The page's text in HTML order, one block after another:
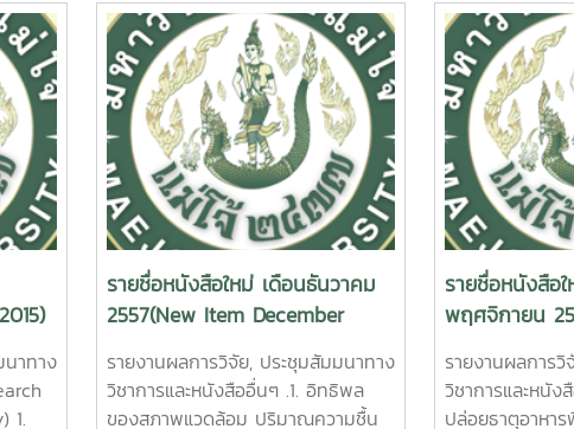
ที่
ออก
ง
โจ้
Sansai District, Chiang Mai
Province.Pimchanok Sangkaew
Maejo University. 2015.
3. ปัจจัยที่มีผลต่อ
ประสิทธิภาพการผลิตข้าวของ
เกษตรกรในเขตภาคเหนือตอนบน
อารีย์ เชื้อเมืองพาน รายงานผลการ
วิจัยมหาวิทยาลัยแม่โจ้ 57 หน้า. เลข
เรียกหนังสือ 2558 / 24Factors
Enhancing Efficiency of Farmer
Production in Upper Northern
region.Aree Cheamuangpha
Maejo University. 2015. 4. การ
Synbiotic on
[Oreochromis
O.niloticus] for
Culture
University.
ประสิทธิภาพกา
เพื่อการพัฒนาสู
แบบลดต้นทุนแล
สุดาพร ตงศิริ. ร
มหาวิทยาลัยแม่โ
หนังสือ 2558 /
Digestible
material feeds
งสือ
ชีวิต
หม่
แม่โจ้
/
สัมมนาทางวิชาการและหนังสืออื่นๆ
.การศึกษาหาสภาวะที่เหมาะสมในการ
สกัดน้ำมันหอมระเหยจากไพลโดยการก
ลั่นด้วยน้ำและไอน้ำ มุกริน หนู
คง รายงานผลการวิจัยมหาวิทยาลัย
แม่โจ้ 86 หน้า. เลขเรียกหนังสือ
2558 / 05
in essential oils extraction of
Zingiber cassumunar Roxb. By
water and steam distillation
.Mookarin nookong. Research
Report of Maejo University.
2015.คู่มือการผลิตปุ๋ยอินทรีย์
มาตรฐาน IFOAMรายงานประจำปี
ปุญญานนท์ ราย
มหาวิทยาลัยแ
เรียกหนังสือ
Analysis and
Tissue
Maejo
of Maejo
เอทธิลีนต่อผลผ
ยางพารา คุณภา
ยางพาราในอำเ
ปิยนุช จันทรัมพ
วิจัยมหาวิทยาลั
เรียกหนังสือ
Ethylene to
าทาง
1.
รายชื่อหนังสือใหม่ เดือนธันวาคม
2557(New Item December
รายงานผลการวิจัย, ประชุมสัมมนาทาง
วิชาการและหนังสืออื่นๆ .1. อิทธิพล
ของสภาพแวดล้อม ปริมาณความชื้น
รายชื่อหนังสือ
พฤศจิกายน
November
รายงานผลการ
วิชาการและหนั
ปล่อยธาตุอาหา